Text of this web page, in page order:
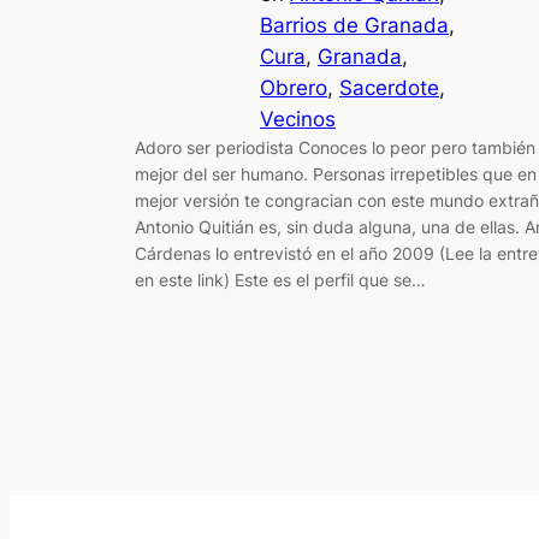
Barrios de Granada
Cura, Granada
Obrero, Sacerdote
Vecinos
Adoro ser periodista Conoces lo peor pero también
mejor del ser humano. Personas irrepetibles que en
mejor versión te congracian con este mundo
Antonio Quitián es, sin duda alguna, una de ellas.
Cárdenas lo entrevistó en el año 2009 (Lee la
en este link) Este es el perfil que se…